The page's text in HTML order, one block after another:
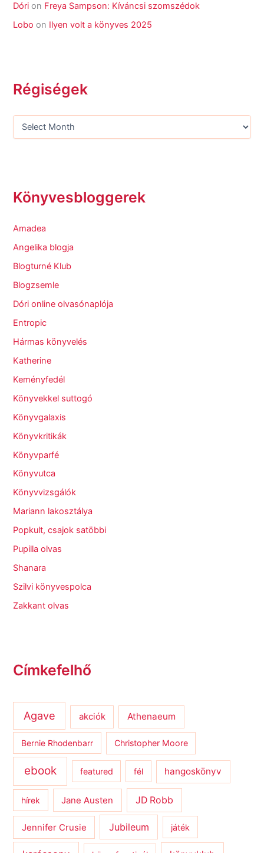
Dóri on Freya Sampson: Kíváncsi szomszédok
Lobo on Ilyen volt a könyves 2025
Régiségek
Könyvesbloggerek
Amadea
Angelika blogja
Blogturné Klub
Blogzsemle
Dóri online olvasónaplója
Entropic
Hármas könyvelés
Katherine
Keményfedél
Könyvekkel suttogó
Könyvgalaxis
Könyvkritikák
Könyvparfé
Könyvutca
Könyvvizsgálók
Mariann lakosztálya
Popkult, csajok satöbbi
Pupilla olvas
Shanara
Szilvi könyvespolca
Zakkant olvas
Címkefelhő
Agave akciók Athenaeum
Bernie Rhodenbarr Christopher Moore
ebook featured fél hangoskönyv
hírek Jane Austen JD Robb
Jennifer Crusie Jubileum játék